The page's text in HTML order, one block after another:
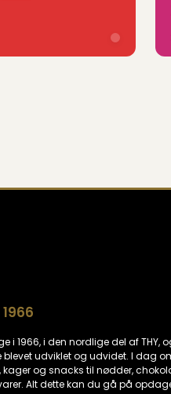
i 1966, i den nordlige del af THY,
blevet udviklet og udvidet. I dag
og snacks til nødder,
Alt dette kan du gå på